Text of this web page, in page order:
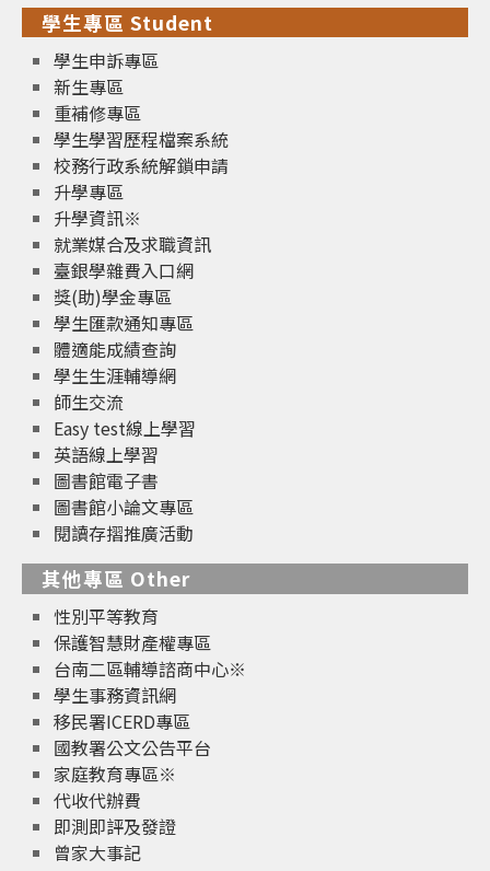
學生專區 Student
學生申訴專區
新生專區
重補修專區
學生學習歷程檔案系統
校務行政系統解鎖申請
升學專區
升學資訊※
就業媒合及求職資訊
臺銀學雜費入口網
獎(助)學金專區
學生匯款通知專區
體適能成績查詢
學生生涯輔導網
師生交流
Easy test線上學習
英語線上學習
圖書館電子書
圖書館小論文專區
閱讀存摺推廣活動
其他專區 Other
性別平等教育
保護智慧財產權專區
台南二區輔導諮商中心※
學生事務資訊網
移民署ICERD專區
國教署公文公告平台
家庭教育專區※
代收代辦費
即測即評及發證
曾家大事記